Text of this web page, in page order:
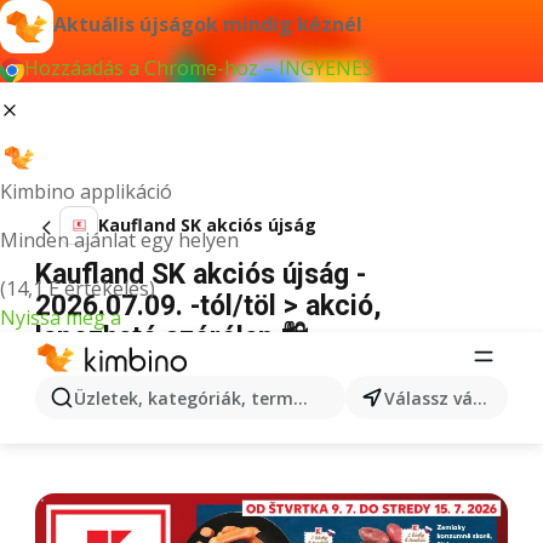
Aktuális újságok mindig kéznél
Hozzáadás a Chrome-hoz – INGYENES
Kimbino applikáció
Minden ajánlat egy helyen
(14,1 E értékelés)
Nyissa meg a
Üzletek, kategóriák, termékek keresése... Válassz várost
Kaufland SK akciós újság
Kaufland SK akciós újság -
2026.07.09. -tól/töl > akció,
lapozható szórólap 🛍️